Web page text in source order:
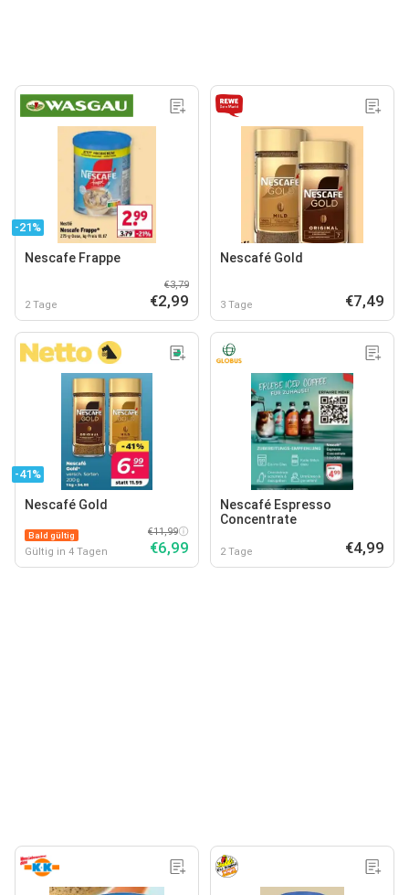
-21%
Nescafe Frappe
2 Tage
€3,79
€2,99
Nescafé Gold
3 Tage €7,49
-41%
Nescafé Gold
Bald gültig
Gültig in 4 Tagen
€11,99
€6,99
Nescafé Espresso
Concentrate
2 Tage €4,99